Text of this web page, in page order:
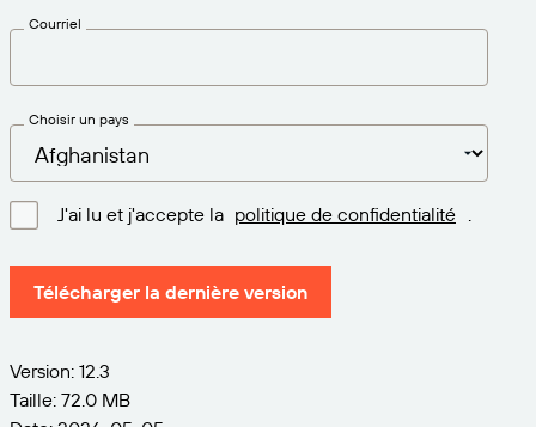
En savoir plus
Courriel
Choisir un pays
J'ai lu et j'accepte la politique de confidentialité
Télécharger la dernière version
Version: 12.3
Taille: 72.0 MB